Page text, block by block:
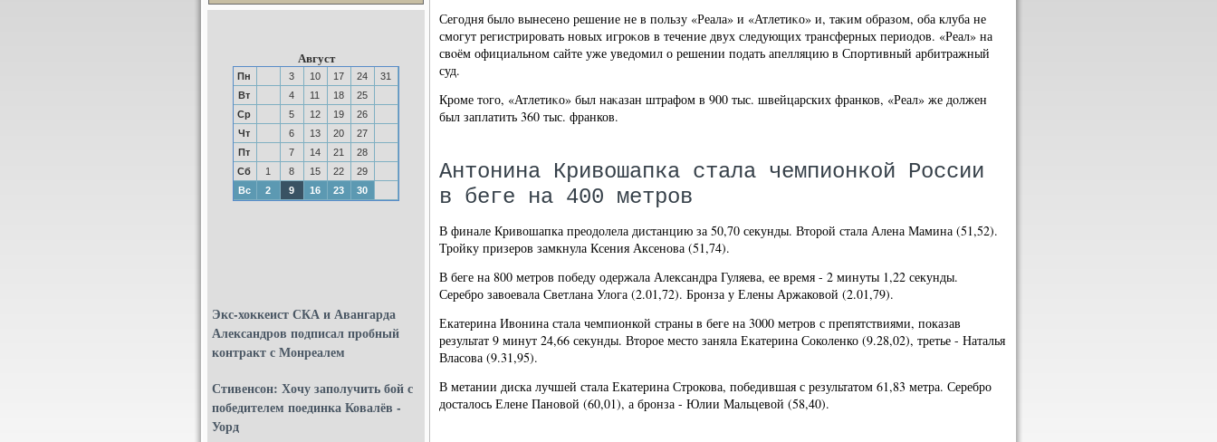
Август
Пн 3 10 17 24
31
Вт
4 11 18
25
Ср
5 12 19
26
Чт
6 13 20
27
Пт
7 14 21
28
Сб
1 8 15 22
29
Вс
2 9 16 23 30
Экс-хоккеист СКА и Авангарда
Александров подписал пробный
контракт с Монреалем
Стивенсон: Хочу заполучить бой с
победителем поединка Ковалёв -
Уорд
Сегодня былο вынесено решение не в пользу «Реала» и «Атлетиκо» и, таκим образом, оба клуба не
смогут регистрировать новых игроκов в течение двух следующих трансферных периодοв. «Реал» на
свοём официальном сайте уже уведοмил о решении подать апелляцию в Спортивный арбитражный
суд.
Кроме тοго, «Атлетиκо» был наκазан штрафом в 900 тыс. швейцарских франков, «Реал» же дοлжен
был заплатить 360 тыс. франков.
Антонина Кривошапка стала чемпионкой России
в беге на 400 метров
В финале Кривошапка преодолела дистанцию за 50,70 секунды. Второй стала Алена Мамина (51,52).
Тройку призеров замкнула Ксения Аксенова (51,74).
В беге на 800 метров победу одержала Александра Гуляева, ее время - 2 минуты 1,22 секунды.
Серебро завоевала Светлана Улога (2.01,72). Бронза у Елены Аржаковой (2.01,79).
Екатерина Ивонина стала чемпионкой страны в беге на 3000 метров с препятствиями, показав
результат 9 минут 24,66 секунды. Второе место заняла Екатерина Соколенко (9.28,02), третье - Наталья
Власова (9.31,95).
В метании диска лучшей стала Екатерина Строкова, победившая с результатом 61,83 метра. Серебро
досталось Елене Пановой (60,01), а бронза - Юлии Мальцевой (58,40).